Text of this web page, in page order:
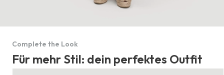
Complete the Look
Für mehr Stil: dein perfektes Outfit